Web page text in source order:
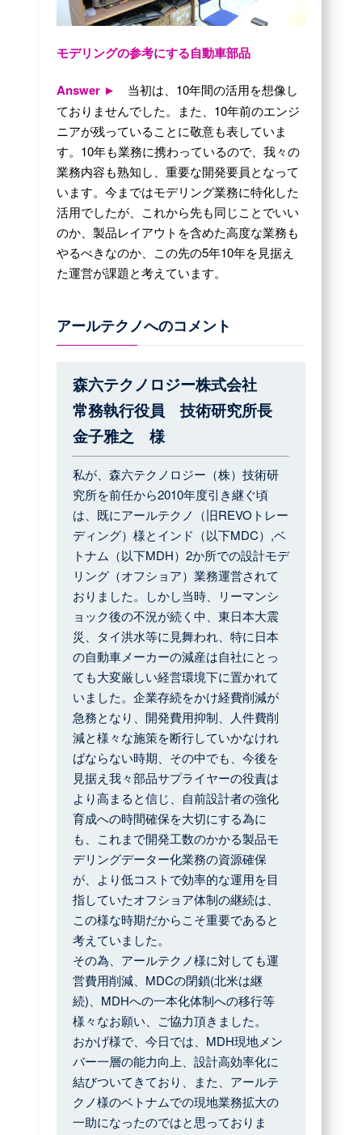
モデリングの参考にする自動車部品
Answer ►
当初は、10年間の活用を想像し
ておりませんでした。また、10年前のエンジ
ニアが残っていることに敬意も表していま
す。10年も業務に携わっているので、我々の
業務内容も熟知し、重要な開発要員となって
います。今まではモデリング業務に特化した
活用でしたが、これから先も同じことでいい
のか、製品レイアウトを含めた高度な業務も
やるべきなのか、この先の5年10年を見据え
た運営が課題と考えています。
アールテクノへのコメント
森六テクノロジー株式会社
常務執行役員 技術研究所長
金子雅之 様
私が、森六テクノロジー（株）技術研
究所を前任から2010年度引き継ぐ頃
は、既にアールテクノ（旧REVOトレー
ディング）様とインド（以下MDC）,ベ
トナム（以下MDH）2か所での設計モデ
リング（オフショア）業務運営されて
おりました。しかし当時、リーマンシ
ョック後の不況が続く中、東日本大震
災、タイ洪水等に見舞われ、特に日本
の自動車メーカーの減産は自社にとっ
ても大変厳しい経営環境下に置かれて
いました。企業存続をかけ経費削減が
急務となり、開発費用抑制、人件費削
減と様々な施策を断行していかなけれ
ばならない時期、その中でも、今後を
見据え我々部品サプライヤーの役責は
より高まると信じ、自前設計者の強化
育成への時間確保を大切にする為に
も、これまで開発工数のかかる製品モ
デリングデーター化業務の資源確保
が、より低コストで効率的な運用を目
指していたオフショア体制の継続は、
この様な時期だからこそ重要であると
考えていました。
その為、アールテクノ様に対しても運
営費用削減、MDCの閉鎖(北米は継
続)、MDHへの一本化体制への移行等
様々なお願い、ご協力頂きました。
おかげ様で、今日では、MDH現地メン
バー一層の能力向上、設計高効率化に
結びついてきており、また、アールテ
クノ様のベトナムでの現地業務拡大の
一助になったのではと思っておりま